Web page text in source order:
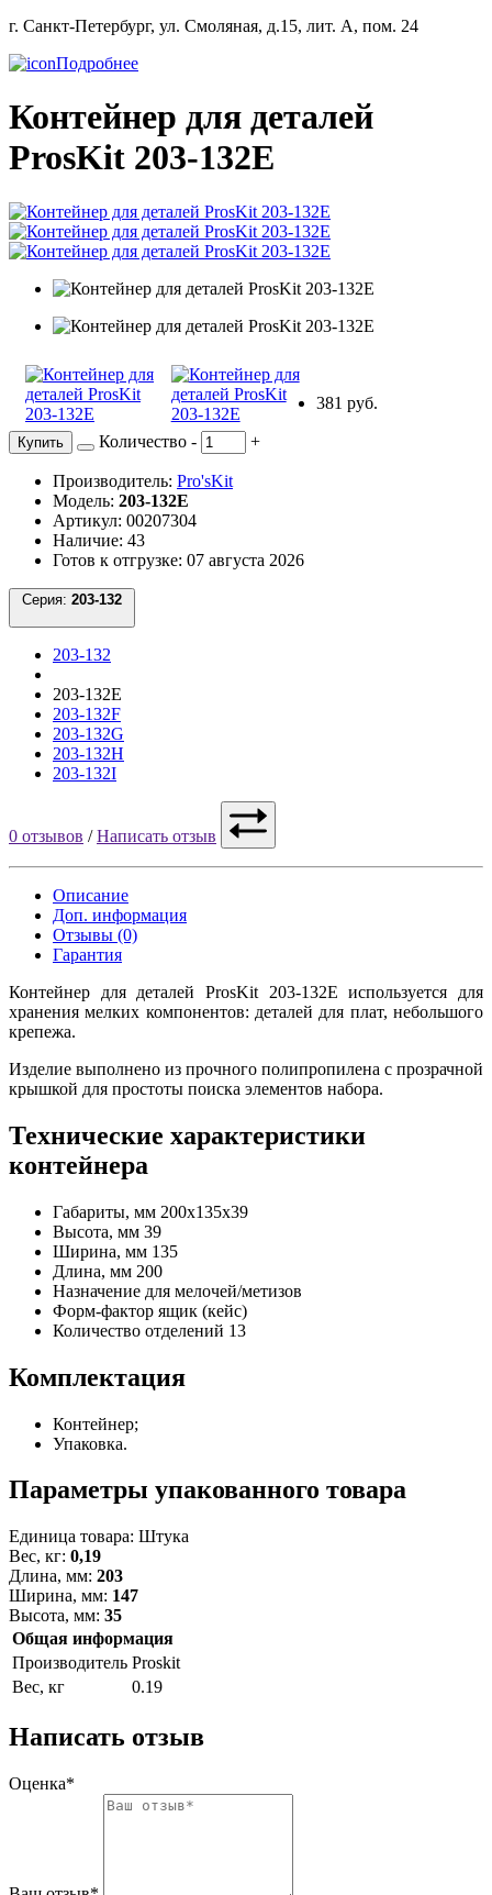
г. Санкт-Петербург, ул. Смоляная, д.15, лит. А, пом. 24
Подробнее
Контейнер для деталей
ProsKit 203-132E
381 руб.
Купить Количество - +
Производитель: Pro'sKit
Модель: 203-132E
Артикул: 00207304
Наличие: 43
Готов к отгрузке: 07 августа 2026
Серия:
203-132
203-132E
203-132F
203-132G
203-132H
203-132I
0 отзывов /Написать отзыв
Описание
Доп. информация
Отзывы (0)
Гарантия
Контейнер для деталей ProsKit 203-132E используется для
хранения мелких компонентов: деталей для плат, небольшого
крепежа.
Изделие выполнено из прочного полипропилена с прозрачной
крышкой для простоты поиска элементов набора.
Технические характеристики
контейнера
Габариты, мм 200х135х39
Высота, мм 39
Ширина, мм 135
Длина, мм 200
Назначение для мелочей/метизов
Форм-фактор ящик (кейс)
Количество отделений 13
Комплектация
Контейнер;
Упаковка.
Параметры упакованного товара
Единица товара: Штука
Вес, кг: 0,19
Длина, мм: 203
Ширина, мм: 147
Высота, мм: 35
Общая информация
Производитель Proskit
Вес, кг
0.19
Написать отзыв
Оценка*